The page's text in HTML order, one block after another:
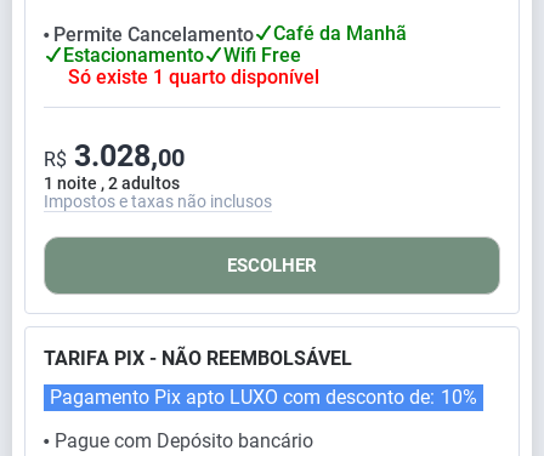
⬤ Permite Cancelamento
Café da Manhã
Estacionamento
Wifi Free
Só existe 1 quarto disponível
1 noite , 2 adultos
R$ 3.028,00
Impostos e taxas não inclusos
ESCOLHER
TARIFA PIX - NÃO REEMBOLSÁVEL
⬤ Pague com Depósito bancário
Pagamento Pix apto LUXO com desconto de: 10%